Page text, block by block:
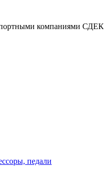
компаниями СДЕК
педали